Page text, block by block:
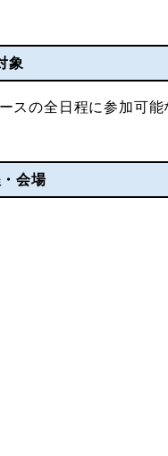
象
スの全日程に参加可能
会場